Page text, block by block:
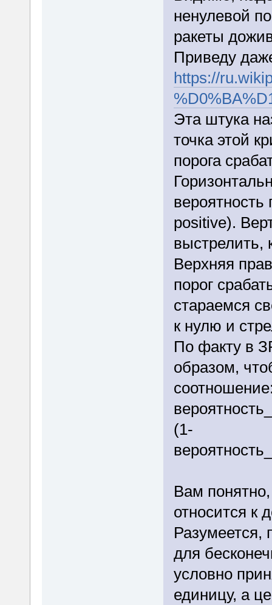
ненулевой
ракеты
Приведу
https://
Эта штука
точка этой
порога
вероятность
positive).
выстрелить,
Верхняя
порог
стараемся
к нулю и
По факту в
образом,
(1-
Вам
относится к
Разумеется,
для
условно
единицу, а